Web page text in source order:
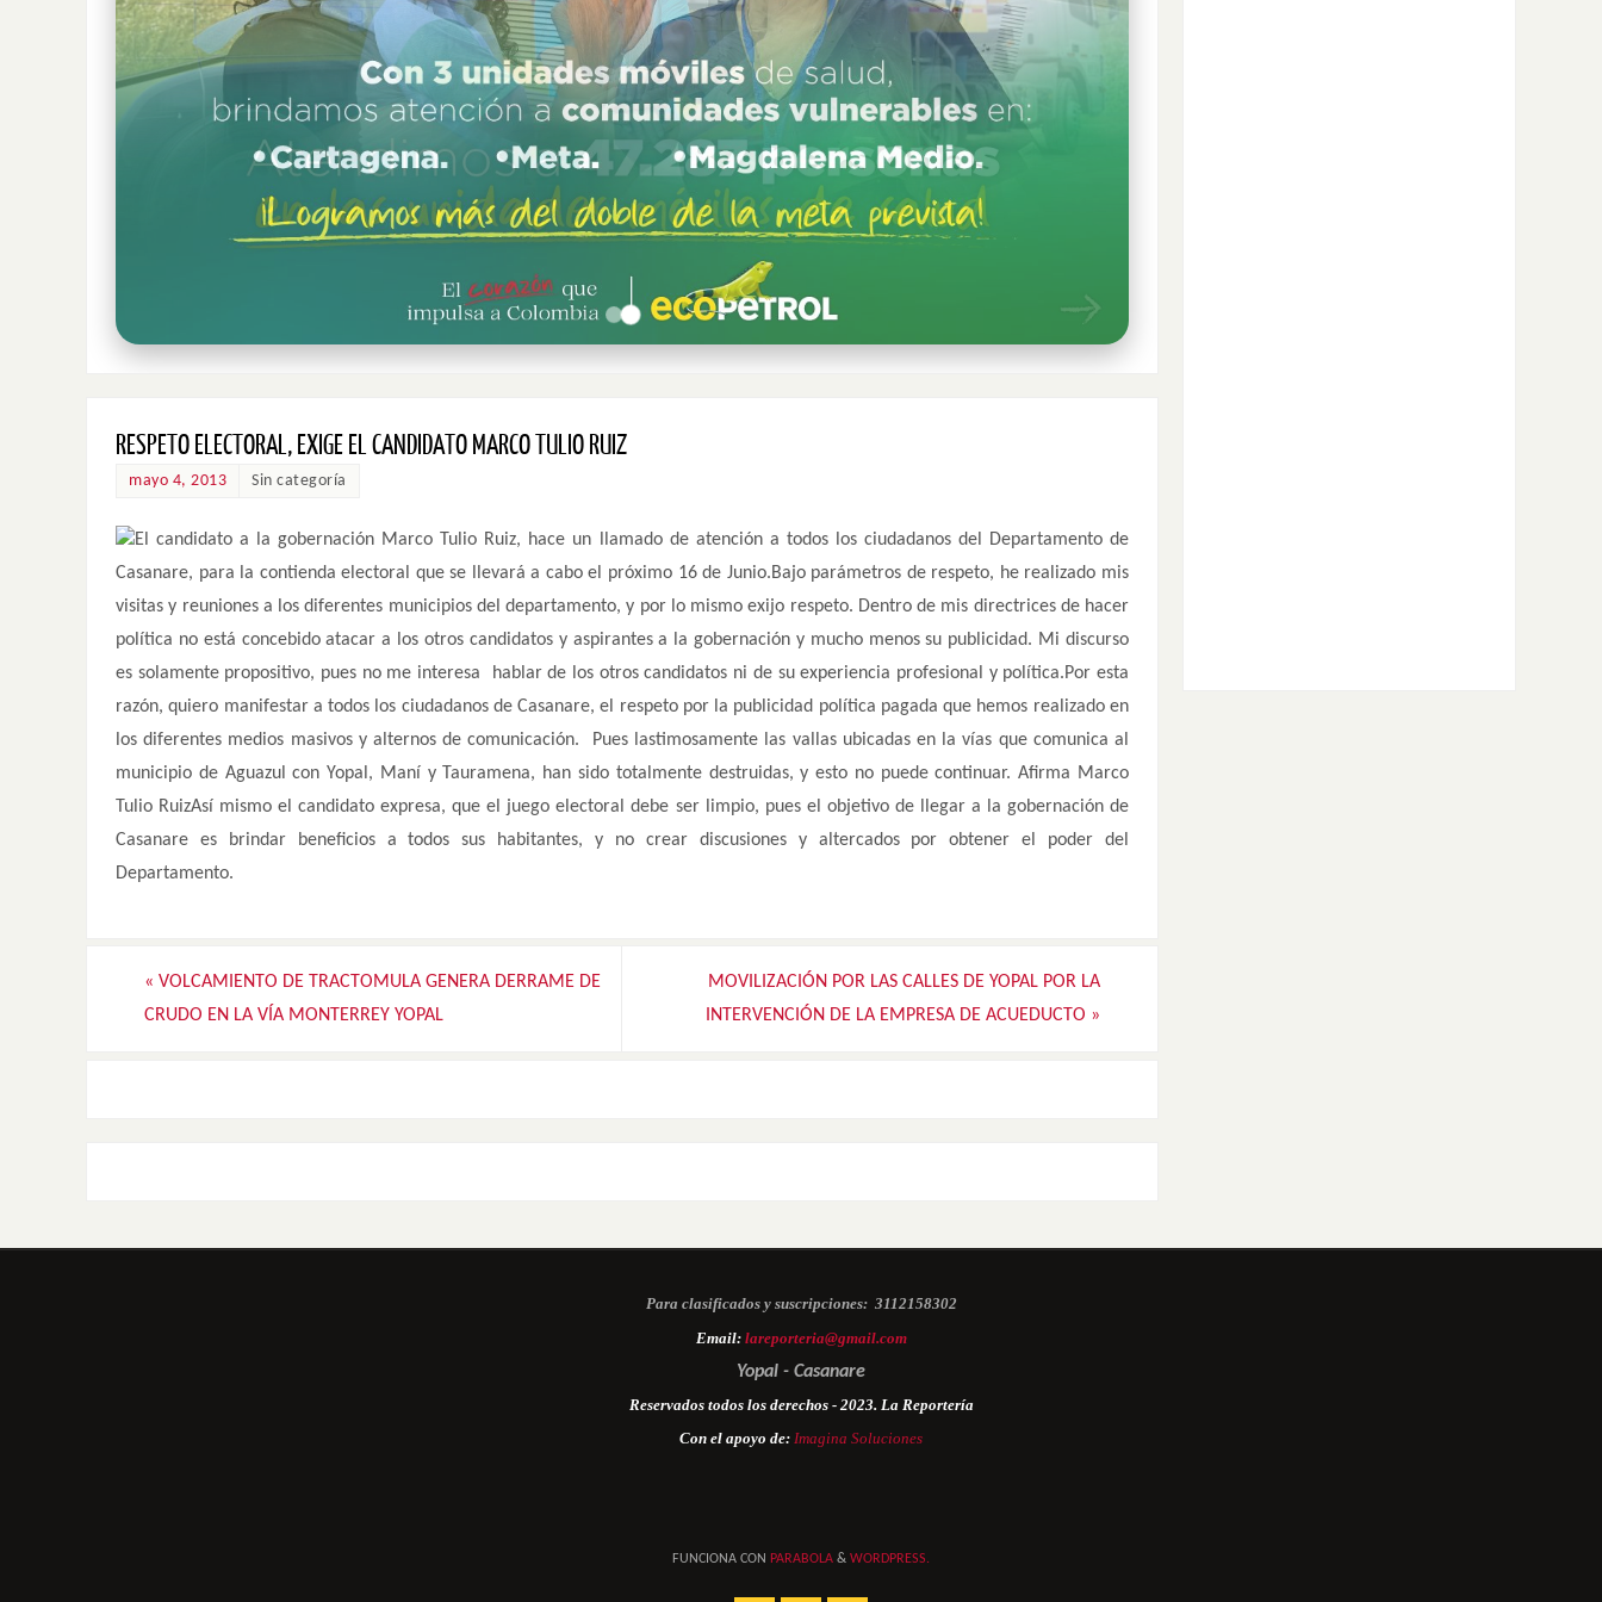
RESPETO ELECTORAL, EXIGE EL CANDIDATO MARCO TULIO RUIZ
mayo 4, 2013 Sin categoría
El candidato a la gobernación Marco Tulio Ruiz, hace un llamado de atención a todos los ciudadanos del Departamento de
Casanare, para la contienda electoral que se llevará a cabo el próximo 16 de Junio.Bajo parámetros de respeto, he realizado mis
visitas y reuniones a los diferentes municipios del departamento, y por lo mismo exijo respeto. Dentro de mis directrices de hacer
política no está concebido atacar a los otros candidatos y aspirantes a la gobernación y mucho menos su publicidad. Mi discurso
es solamente propositivo, pues no me interesa hablar de los otros candidatos ni de su experiencia profesional y política.Por esta
razón, quiero manifestar a todos los ciudadanos de Casanare, el respeto por la publicidad política pagada que hemos realizado en
los diferentes medios masivos y alternos de comunicación. Pues lastimosamente las vallas ubicadas en la vías que comunica al
municipio de Aguazul con Yopal, Maní y Tauramena, han sido totalmente destruidas, y esto no puede continuar. Afirma Marco
Tulio RuizAsí mismo el candidato expresa, que el juego electoral debe ser limpio, pues el objetivo de llegar a la gobernación de
Casanare es brindar beneficios a todos sus habitantes, y no crear discusiones y altercados por obtener el poder del
Departamento.
« VOLCAMIENTO DE TRACTOMULA GENERA DERRAME DE
CRUDO EN LA VÍA MONTERREY YOPAL
MOVILIZACIÓN POR LAS CALLES DE YOPAL POR LA
INTERVENCIÓN DE LA EMPRESA DE ACUEDUCTO »
Para clasificados y suscripciones: 3112158302
Email: lareporteria@gmail.com
Yopal - Casanare
Reservados todos los derechos - 2023. La Reportería
Con el apoyo de: Imagina Soluciones
FUNCIONA CON PARABOLA & WORDPRESS.